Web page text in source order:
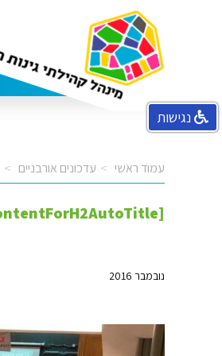
עמוד ראשי עדכונים אורבניים
[csme.lang=ContentForH2AutoTitle] עדכון פורום תקשרות שיתוף ציבור רכבת קלה
נובמבר 2016
נגישות